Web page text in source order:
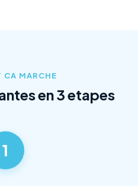
CA MARCHE
en 3 etapes
1